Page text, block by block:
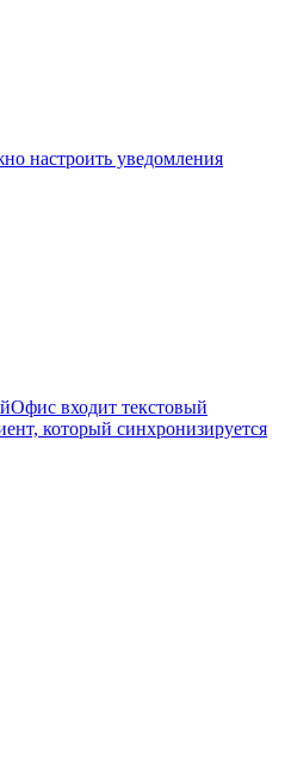
настроить уведомления
входит текстовый
который синхронизируется